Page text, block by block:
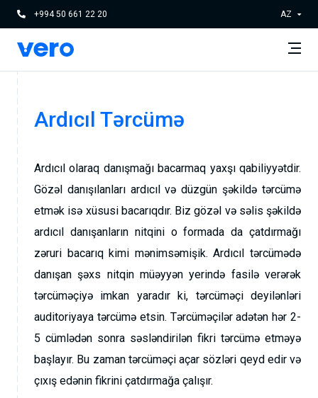
+994 50 661 22 20 AZ
Ardıcıl Tərcümə
Ardıcıl olaraq danışmağı bacarmaq yaxşı qabiliyyətdir.
Gözəl danışılanları ardıcıl və düzgün şəkildə tərcümə
etmək isə xüsusi bacarıqdır. Biz gözəl və səlis şəkildə
ardıcıl danışanların nitqini o formada da çatdırmağı
zəruri bacarıq kimi mənimsəmişik. Ardıcıl tərcümədə
danışan şəxs nitqin müəyyən yerində fasilə verərək
tərcüməçiyə imkan yaradır ki, tərcüməçi deyilənləri
auditoriyaya tərcümə etsin. Tərcüməçilər adətən hər 2-
5 cümlədən sonra səsləndirilən fikri tərcümə etməyə
başlayır. Bu zaman tərcüməçi açar sözləri qeyd edir və
çıxış edənin fikrini çatdırmağa çalışır.